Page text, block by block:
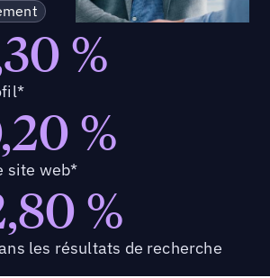
%
%
site web*
%
les résultats de recherche